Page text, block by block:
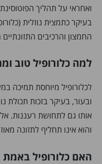
ואחראי על תהליך
בעיקר כתמצית נוזלית
החמצון והרכיבים התזונתיים
למה כלורופיל טוב
לכלורופיל מיוחסת תמיכה
ובעור, בעיקר בזכות תכולת
אותו גם לתחושת רעננות.
והוא אינו תחליף לתזונה
האם כלורופיל באמת